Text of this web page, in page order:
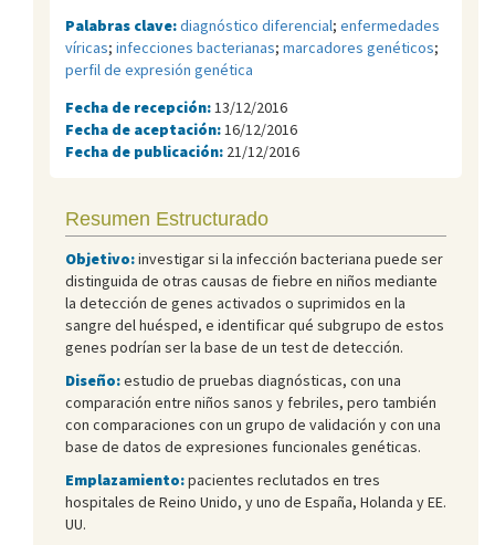
Palabras clave:diagnóstico diferencial; enfermedades
víricas; infecciones bacterianas; marcadores genéticos;
perfil de expresión genética
Fecha de recepción: 13/12/2016
Fecha de aceptación: 16/12/2016
Fecha de publicación: 21/12/2016
Resumen Estructurado
Objetivo:investigar si la infección bacteriana puede ser
distinguida de otras causas de fiebre en niños mediante
la detección de genes activados o suprimidos en la
sangre del huésped, e identificar qué subgrupo de estos
genes podrían ser la base de un test de detección.
Diseño:estudio de pruebas diagnósticas, con una
comparación entre niños sanos y febriles, pero también
con comparaciones con un grupo de validación y con una
base de datos de expresiones funcionales genéticas.
Emplazamiento:pacientes reclutados en tres
hospitales de Reino Unido, y uno de España, Holanda y EE.
UU.